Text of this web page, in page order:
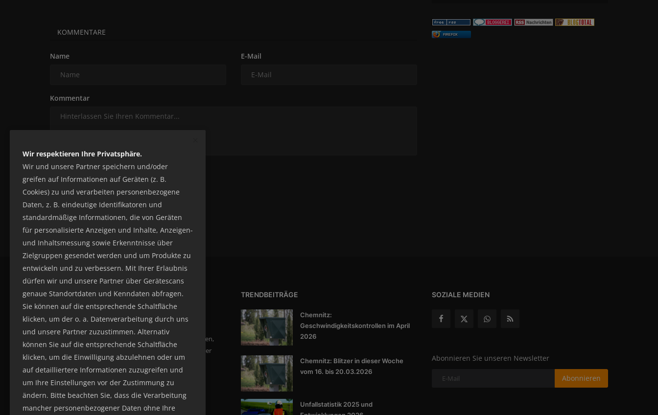
KOMMENTARE
Name E-Mail
Kommentar
Beitrag Kommentar
FIREFOX
Sachsens Baustellenservice, Geschwindigkeitskontrollen,
Veranstaltungen und vieles mehr finden Sie auf unserer
Webseite.
TRENDBEITRÄGE
Chemnitz:
Geschwindigkeitskontrollen im April
2026
Chemnitz: Blitzer in dieser Woche
vom 16. bis 20.03.2026
Unfallstatistik 2025 und
SOZIALE MEDIEN
Abonnieren Sie unseren Newsletter
Abonnieren
Wir respektieren Ihre Privatsphäre.
Wir und unsere Partner speichern und/oder
greifen auf Informationen auf Geräten (z. B.
Cookies) zu und verarbeiten personenbezogene
Daten, z. B. eindeutige Identifikatoren und
standardmäßige Informationen, die von Geräten
für personalisierte Anzeigen und Inhalte, Anzeigen-
und Inhaltsmessung sowie Erkenntnisse über
Zielgruppen gesendet werden und um Produkte zu
entwickeln und zu verbessern. Mit Ihrer Erlaubnis
dürfen wir und unsere Partner über Gerätescans
genaue Standortdaten und Kenndaten abfragen.
Sie können auf die entsprechende Schaltfläche
klicken, um der o. a. Datenverarbeitung durch uns
und unsere Partner zuzustimmen. Alternativ
können Sie auf die entsprechende Schaltfläche
klicken, um die Einwilligung abzulehnen oder um
auf detailliertere Informationen zuzugreifen und
um Ihre Einstellungen vor der Zustimmung zu
ändern. Bitte beachten Sie, dass die Verarbeitung
mancher personenbezogener Daten ohne Ihre